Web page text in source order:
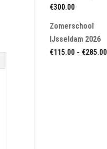
€300.00
Zomerschool
IJsseldam 2026
€115.00 - €285.00